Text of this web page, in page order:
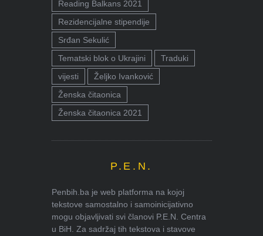
Reading Balkans 2021
Rezidencijalne stipendije
Srđan Sekulić
Tematski blok o Ukrajini
Traduki
vijesti
Željko Ivanković
Ženska čitaonica
Ženska čitaonica 2021
P.E.N.
Penbih.ba je web platforma na kojoj
tekstove samostalno i samoinicijativno
mogu objavljivati svi članovi P.E.N. Centra
u BiH. Za sadržaj tih tekstova i stavove